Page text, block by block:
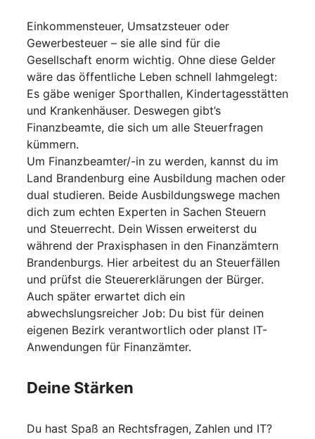
Einkommensteuer, Umsatzsteuer oder
Gewerbesteuer – sie alle sind für die
Gesellschaft enorm wichtig. Ohne diese Gelder
wäre das öffentliche Leben schnell lahmgelegt:
Es gäbe weniger Sporthallen, Kindertagesstätten
und Krankenhäuser. Deswegen gibt’s
Finanzbeamte, die sich um alle Steuerfragen
kümmern.
Um Finanzbeamter/-in zu werden, kannst du im
Land Brandenburg eine Ausbildung machen oder
dual studieren. Beide Ausbildungswege machen
dich zum echten Experten in Sachen Steuern
und Steuerrecht. Dein Wissen erweiterst du
während der Praxisphasen in den Finanzämtern
Brandenburgs. Hier arbeitest du an Steuerfällen
und prüfst die Steuererklärungen der Bürger.
Auch später erwartet dich ein
abwechslungsreicher Job: Du bist für deinen
eigenen Bezirk verantwortlich oder planst IT-
Anwendungen für Finanzämter.
Deine Stärken
Du hast Spaß an Rechtsfragen, Zahlen und IT?